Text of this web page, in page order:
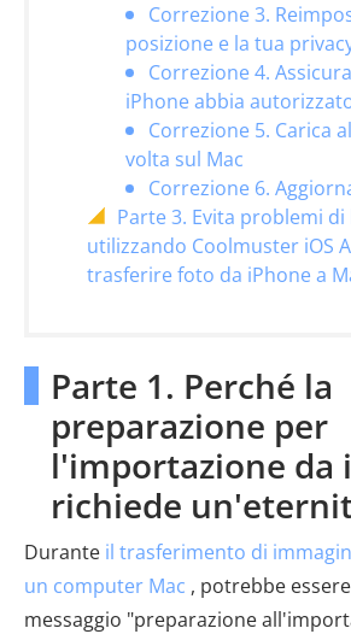
Correzione 3.
posizione e la tua
Correzione 4.
iPhone abbia
Correzione 5. Carica
volta sul Mac
Correzione 6.
Parte 3. Evita problemi di
utilizzando Coolmuster iOS
trasferire foto da iPhone a
Parte 1. Perché la
preparazione per
l'importazione da
richiede
Durante il trasferimento di
un computer Mac , potrebbe
messaggio "preparazione